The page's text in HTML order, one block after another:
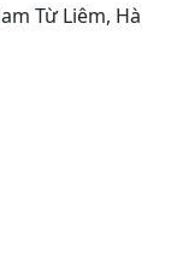
Từ Liêm, Hà